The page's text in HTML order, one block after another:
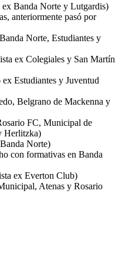
Banda Norte y Lutgardis)
anteriormente pasó por
Norte, Estudiantes y
ex Colegiales y San Martín
Estudiantes y Juventud
Belgrano de Mackenna y
FC, Municipal de
Herlitzka)
Norte)
con formativas en Banda
ex Everton Club)
Atenas y Rosario